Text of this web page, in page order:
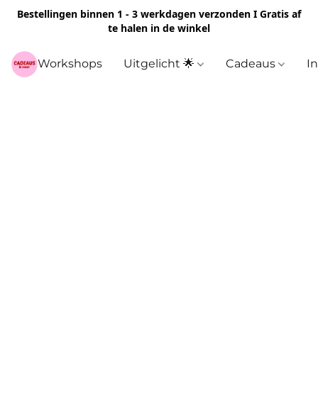
Bestellingen binnen 1 - 3 werkdagen verzonden I Gratis af
te halen in de winkel
Workshops Uitgelicht 🌟 Cadeaus